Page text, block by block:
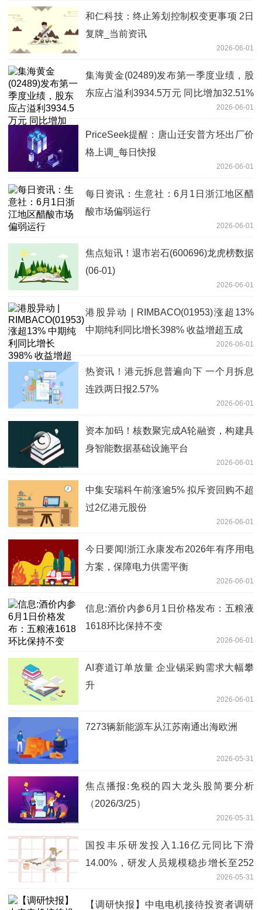
和仁科技：终止筹划控制权变更事项 2日
复牌_当前资讯
2026-06-01
集海黄金(02489)发布第一季度业绩，股
东应占溢利3934.5万元 同比增加32.51%
2026-06-01
PriceSeek提醒：唐山迁安普方坯出厂价
格上调_每日快报
2026-06-01
每日资讯：生意社：6月1日浙江地区醋
酸市场偏弱运行
2026-06-01
焦点短讯！退市岩石(600696)龙虎榜数据
(06-01)
2026-06-01
港股异动 | RIMBACO(01953)涨超13%
中期纯利同比增长398% 收益增超五成
2026-06-01
热资讯！港元拆息普遍向下 一个月拆息
连跌两日报2.57%
2026-06-01
资本加码！核数聚完成A轮融资，构建具
身智能数据基础设施平台
2026-06-01
中集安瑞科午前涨逾5% 拟斥资回购不超
过2亿港元股份
2026-06-01
今日要闻!浙江永康发布2026年有序用电
方案，保障电力供需平衡
2026-06-01
信息:酒价内参6月1日价格发布：五粮液
1618环比保持不变
2026-06-01
AI赛道订单放量 企业锡采购需求大幅攀
升
2026-06-01
7273辆新能源车从江苏南通出海欧洲
2026-05-31
焦点播报:免税的四大龙头股简要分析
（2026/3/25）
2026-05-31
国投丰乐研发投入1.16亿元同比下滑
14.00%，研发人员规模稳步增长至252
2026-05-31
【调研快报】中电电机接待投资者调研